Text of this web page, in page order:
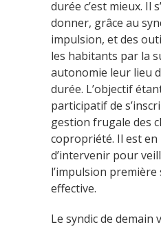
durée c’est mieux. Il
donner, grâce au
impulsion, et des
les habitants par la
autonomie leur lieu
durée. L’objectif
participatif de
gestion frugale des
copropriété. Il est en
d’intervenir pour
l’impulsion
effective.
Le syndic de